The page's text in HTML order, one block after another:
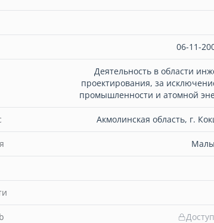
06-11-
Деятельность в области
проектирования, за
промышленности и атомной
Акмолинская область, г.